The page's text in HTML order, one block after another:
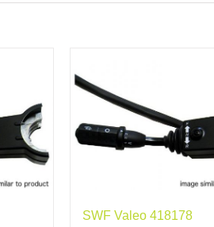
SWF Valeo 418178